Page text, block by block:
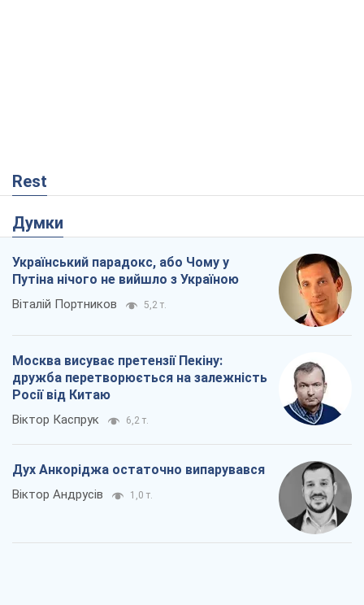
Rest
Думки
Український парадокс, або Чому у
Путіна нічого не вийшло з Україною
Віталій Портников 5,2 т.
Москва висуває претензії Пекіну:
дружба перетворюється на залежність
Росії від Китаю
Віктор Каспрук 6,2 т.
Дух Анкоріджа остаточно випарувався
Віктор Андрусів 1,0 т.